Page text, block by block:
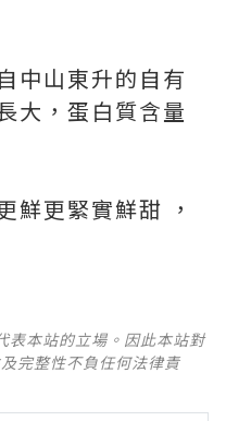
中山東升的自有
大，蛋白質含量
鮮更緊實鮮甜 ，
表本站的立場。因此本站對
完整性不負任何法律責